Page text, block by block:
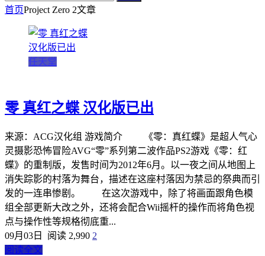
首页Project Zero 2文章
任天堂
零 真红之蝶 汉化版已出
来源：ACG汉化组 游戏简介 《零：真红蝶》是超人气心
灵摄影恐怖冒险AVG“零”系列第二波作品PS2游戏《零：红
蝶》的重制版，发售时间为2012年6月。以一夜之间从地图上
消失踪影的村落为舞台，描述在这座村落因为禁忌的祭典而引
发的一连串惨剧。 在这次游戏中，除了将画面跟角色模
组全部更新大改之外，还将会配合Wii摇杆的操作而将角色视
点与操作性等规格彻底重...
09月03日
阅读 2,990 2
阅读全文